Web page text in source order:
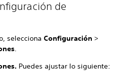
de
selecciona Configuración >
.
Puedes ajustar lo siguiente: